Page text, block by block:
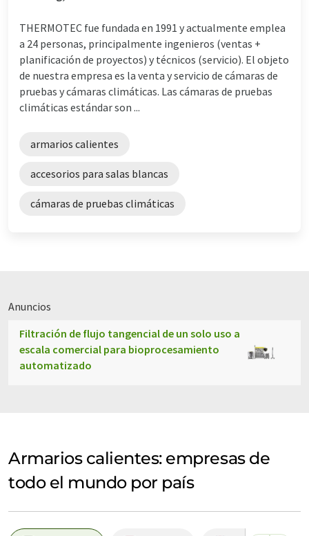
THERMOTEC fue fundada en 1991 y actualmente emplea
a 24 personas, principalmente ingenieros (ventas +
planificación de proyectos) y técnicos (servicio). El objeto
de nuestra empresa es la venta y servicio de cámaras de
pruebas y cámaras climáticas. Las cámaras de pruebas
climáticas estándar son ...
armarios calientes
accesorios para salas blancas
cámaras de pruebas climáticas
Anuncios
Filtración de flujo tangencial de un solo uso a
escala comercial para bioprocesamiento
automatizado
Armarios calientes: empresas de
todo el mundo por país